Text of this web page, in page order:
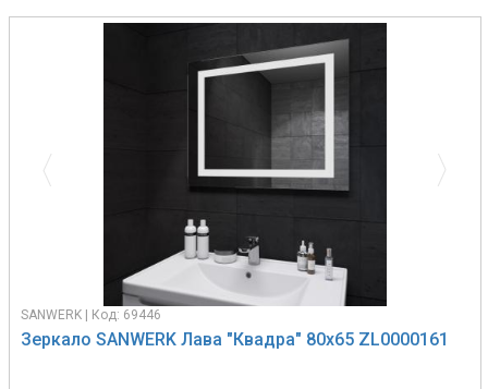
SANWERK | Код: 69446
Зеркало SANWERK Лава "Квадра" 80х65 ZL0000161